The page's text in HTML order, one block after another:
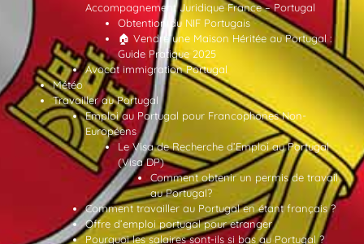
Accompagnement Juridique France – Portugal
Obtention du NIF Portugais
🏠 Vendre une Maison Héritée au Portugal :
Guide Pratique 2025
Avocat immigration Portugal
Météo
Travailler au Portugal
Emploi au Portugal pour Francophones Non-
Européens
Le Visa de Recherche d’Emploi au Portugal
(Visa DP)
Comment obtenir un permis de travail
au Portugal?
Comment travailler au Portugal en étant français ?
Offre d’emploi portugal pour etranger
Pourquoi les salaires sont-ils si bas au Portugal ?